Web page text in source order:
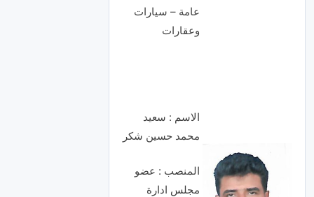
عامة – سيارات
وعقارات
الاسم : سعيد
محمد حسين شكر
المنصب : عضو
مجلس ادارة